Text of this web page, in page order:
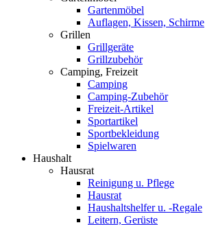
Gartenmöbel
Auflagen, Kissen, Schirme
Grillen
Grillgeräte
Grillzubehör
Camping, Freizeit
Camping
Camping-Zubehör
Freizeit-Artikel
Sportartikel
Sportbekleidung
Spielwaren
Haushalt
Hausrat
Reinigung u. Pflege
Hausrat
Haushaltshelfer u. -Regale
Leitern, Gerüste